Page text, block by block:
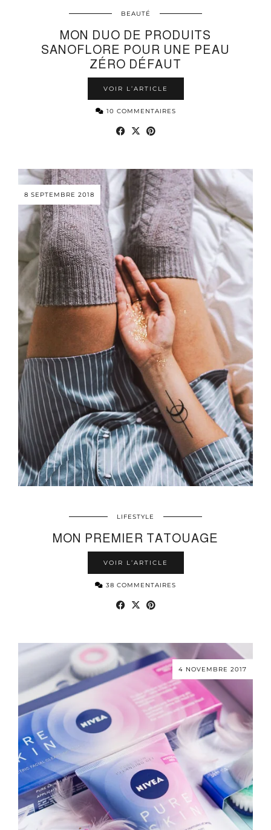
BEAUTÉ
MON DUO DE PRODUITS
SANOFLORE POUR UNE PEAU
ZÉRO DÉFAUT
VOIR L’ARTICLE
10 COMMENTAIRES
8 SEPTEMBRE 2018
LIFESTYLE
MON PREMIER TATOUAGE
VOIR L’ARTICLE
38 COMMENTAIRES
4 NOVEMBRE 2017